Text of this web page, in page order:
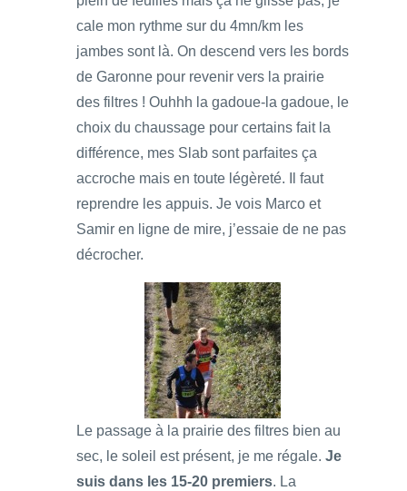
cale mon rythme sur du 4mn/km les
jambes sont là. On descend vers les bords
de Garonne pour revenir vers la prairie
des filtres ! Ouhhh la gadoue-la gadoue, le
choix du chaussage pour certains fait la
différence, mes Slab sont parfaites ça
accroche mais en toute légèreté. Il faut
reprendre les appuis. Je vois Marco et
Samir en ligne de mire, j’essaie de ne pas
décrocher.
Le passage à la prairie des filtres bien au
sec, le soleil est présent, je me régale. Je
suis dans les 15-20 premiers. La